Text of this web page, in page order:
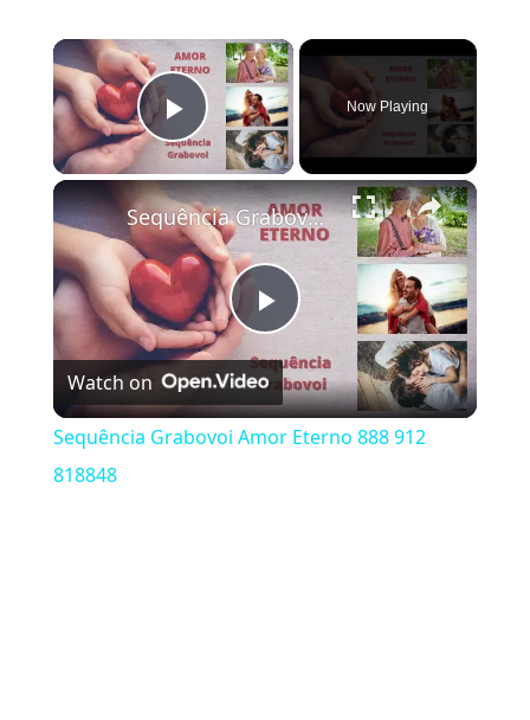
×
Play Video
Now Playing
×
Play Video
Sequência Grabovoi Amor Eterno 888 912 818848
Watch on
Sequência Grabovoi Amor Eterno 888 912
818848